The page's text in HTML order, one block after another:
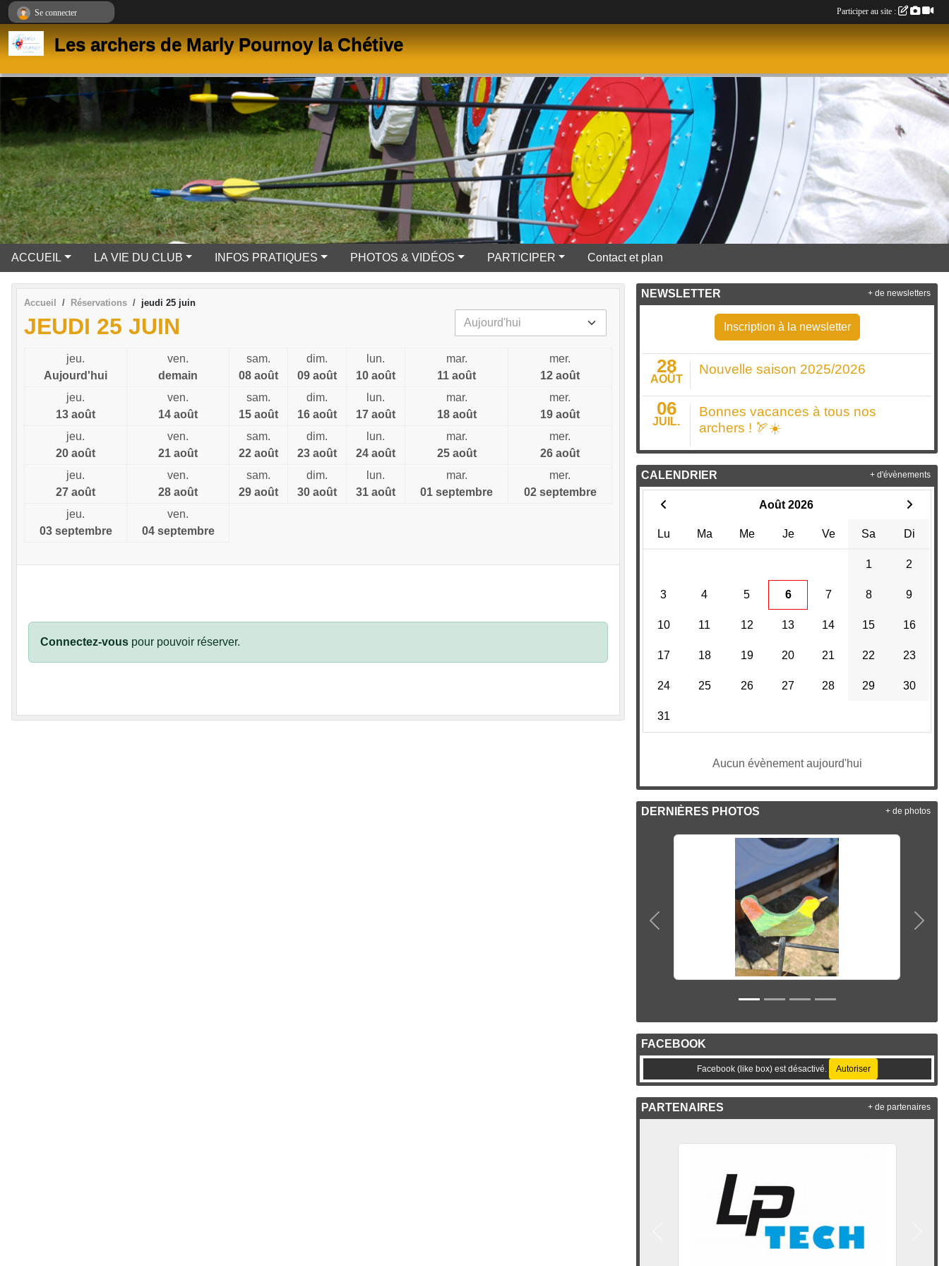
Les archers de Marly Pournoy la Chétive
ACCUEIL LA VIE DU CLUB INFOS PRATIQUES PHOTOS & VIDÉOS PARTICIPER Contact et plan
Accueil Réservations jeudi 25 juin
JEUDI 25 JUIN
jeu.
Aujourd'hui
ven.
demain
sam.
08 août
dim.
09 août
lun.
10 août
mar.
11 août
mer.
12 août
jeu.
13 août
ven.
14 août
sam.
15 août
dim.
16 août
lun.
17 août
mar.
18 août
mer.
19 août
jeu.
20 août
ven.
21 août
sam.
22 août
dim.
23 août
lun.
24 août
mar.
25 août
mer.
26 août
jeu.
27 août
ven.
28 août
sam.
29 août
dim.
30 août
lun.
31 août
mar.
01 septembre
mer.
02 septembre
jeu.
03 septembre
ven.
04 septembre
Connectez-vous pour pouvoir réserver.
NEWSLETTER
Inscription à la newsletter
28
AOÛT
Nouvelle saison 2025/2026
06
JUIL.
Bonnes vacances à tous nos
archers ! 🏹☀️
+ de newsletters
CALENDRIER
Août 2026
Lu Ma Me Je Ve Sa Di
1 2
3 4 5 6 7 8 9
10 11 12 13 14 15 16
17 18 19 20 21 22 23
24 25 26 27 28 29 30
31
Aucun évènement aujourd'hui
+ d'évènements
DERNIÈRES PHOTOS
Précedent
+ de photos
FACEBOOK
Facebook (like box) est désactivé. Autoriser
PARTENAIRES + de partenaires
Se connecter Participer au site :
Panneau de gestion des cookies